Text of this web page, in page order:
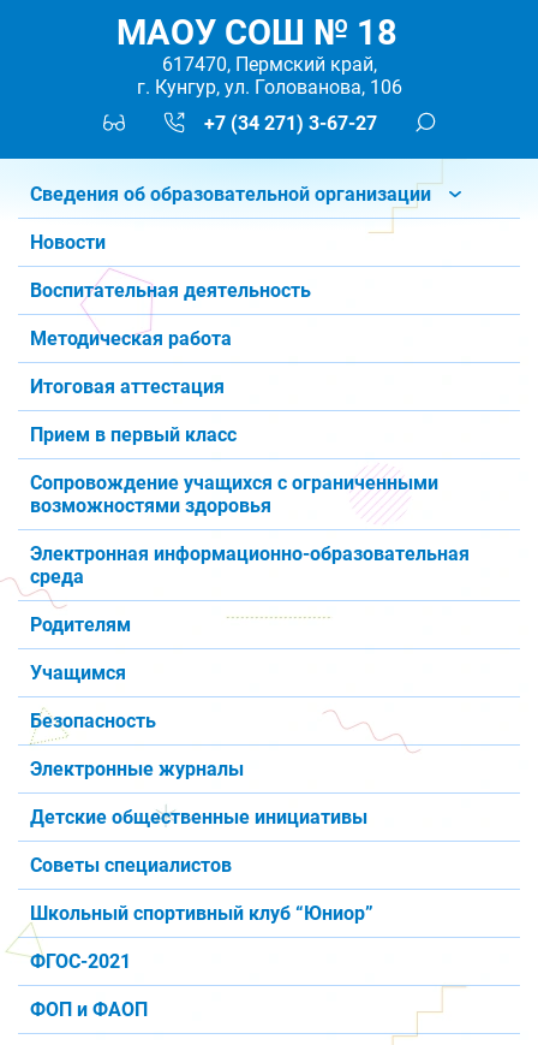
МАОУ СОШ № 18
617470, Пермский край,
г. Кунгур, ул. Голованова, 106
+7 (34 271) 3-67-27
Сведения об образовательной организации
Новости
Воспитательная деятельность
Методическая работа
Итоговая аттестация
Прием в первый класс
Сопровождение учащихся с ограниченными
возможностями здоровья
Электронная информационно-образовательная
среда
Родителям
Учащимся
Безопасность
Электронные журналы
Детские общественные инициативы
Советы специалистов
Школьный спортивный клуб “Юниор”
ФГОС-2021
ФОП и ФАОП